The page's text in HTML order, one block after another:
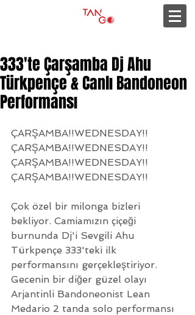
333'te Çarşamba Dj Ahu
Türkpençe & Canlı Bandoneon
Performansı
ÇARŞAMBA!!WEDNESDAY!!
ÇARŞAMBA!!WEDNESDAY!!
ÇARŞAMBA!!WEDNESDAY!!
ÇARŞAMBA!!WEDNESDAY!!
Çok özel bir milonga bizleri
bekliyor. Camiamızın çiçeği
burnunda Dj'i Sevgili Ahu
Türkpençe 333'teki ilk
performansını gerçekleştiriyor.
Gecenin bir diğer güzel olayı
Arjantinli Bandoneonist Lean
Medario 2 tanda solo performansı